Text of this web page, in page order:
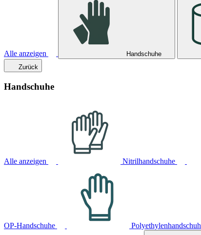
Alle anzeigen Handschuhe
Zurück
Handschuhe
Alle anzeigen Nitrilhandschuhe
OP-Handschuhe Polyethylenhandschuh